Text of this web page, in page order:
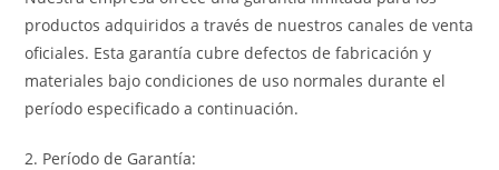
productos adquiridos a través de nuestros canales de venta
oficiales. Esta garantía cubre defectos de fabricación y
materiales bajo condiciones de uso normales durante el
período especificado a continuación.
2. Período de Garantía: